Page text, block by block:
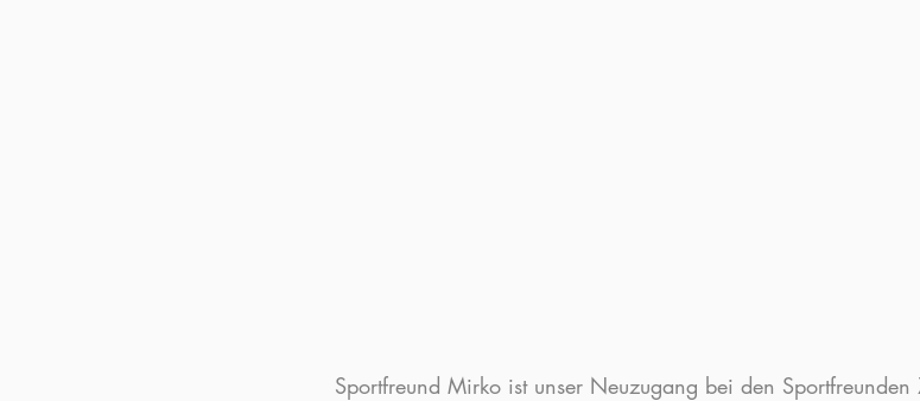
Sportfreund Mirko ist unser Neuzugang bei den